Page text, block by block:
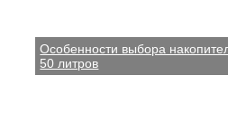
Особенности выбора
50 литров